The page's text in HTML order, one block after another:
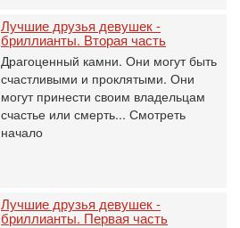
Лучшие друзья девушек -
бриллианты. Вторая часть
Драгоценный камни. Они могут быть
счастливыми и проклятыми. Они
могут принести своим владельцам
счастье или смерть... Смотреть
начало
Лучшие друзья девушек -
бриллианты. Первая часть